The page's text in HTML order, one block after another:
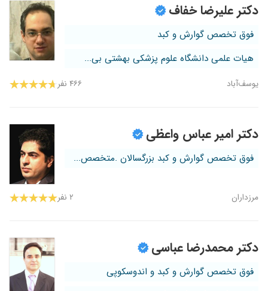
دکتر علیرضا خفاف
فوق تخصص گوارش و کبد
هیات علمی دانشگاه علوم پزشکی بهشتی بی...
یوسف‌آباد ۴۶۶ نفر
دکتر امیر عباس واعظی
فوق تخصص گوارش و کبد بزرگسالان .متخصص...
مرزداران ۲ نفر
دکتر محمدرضا عباسی
فوق تخصص گوارش و کبد و اندوسکوپی